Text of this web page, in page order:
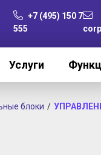
+7 (495) 150 7
555
Услуги
блоки